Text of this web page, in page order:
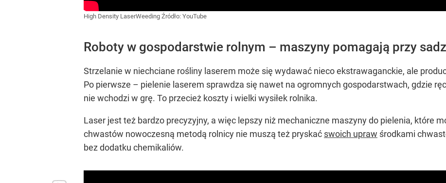
High Density LaserWeeding Źródło: YouTube
Roboty w gospodarstwie rolnym – maszyny pomagają przy
Strzelanie w niechciane rośliny laserem może się wydawać nieco ekstrawaganckie, ale
Po pierwsze – pielenie laserem sprawdza się nawet na ogromnych gospodarstwach, gdzie
nie wchodzi w grę. To przecież koszty i wielki wysiłek rolnika.
Laser jest też bardzo precyzyjny, a więc lepszy niż mechaniczne maszyny do pielenia, które
chwastów nowoczesną metodą rolnicy nie muszą też pryskać swoich upraw środkami
bez dodatku chemikaliów.